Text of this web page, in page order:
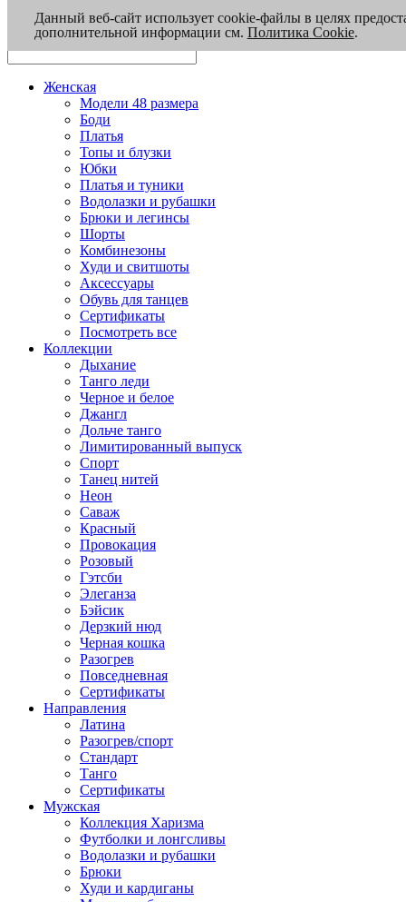
Женская
Модели 48 размера
Боди
Платья
Топы и блузки
Юбки
Платья и туники
Водолазки и рубашки
Брюки и легинсы
Шорты
Комбинезоны
Худи и свитшоты
Аксессуары
Обувь для танцев
Сертификаты
Посмотреть все
Коллекции
Дыхание
Танго леди
Черное и белое
Джангл
Дольче танго
Лимитированный выпуск
Спорт
Танец нитей
Неон
Саваж
Красный
Провокация
Розовый
Гэтсби
Элеганза
Бэйсик
Дерзкий нюд
Черная кошка
Разогрев
Повседневная
Сертификаты
Направления
Латина
Разогрев/спорт
Стандарт
Танго
Сертификаты
Мужская
Коллекция Харизма
Футболки и лонгсливы
Водолазки и рубашки
Брюки
Худи и кардиганы
Данный веб-сайт использует cookie-файлы в целях
дополнительной информации см. Политика Cookie.